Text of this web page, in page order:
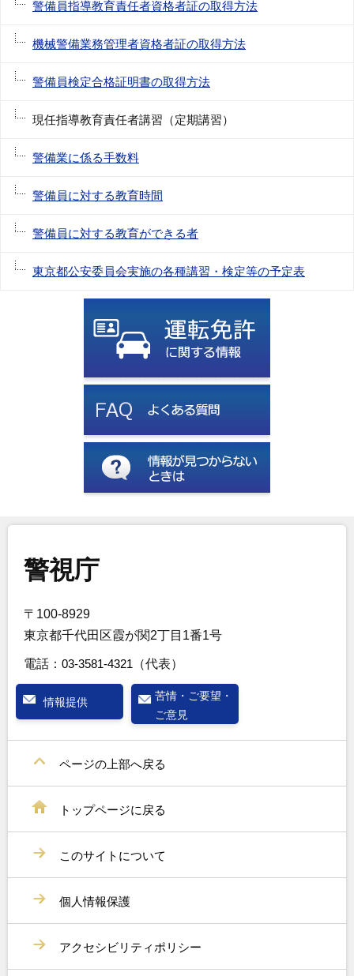
警備員指導教育責任者資格者証の取得方法
機械警備業務管理者資格者証の取得方法
警備員検定合格証明書の取得方法
現任指導教育責任者講習（定期講習）
警備業に係る手数料
警備員に対する教育時間
警備員に対する教育ができる者
東京都公安委員会実施の各種講習・検定等の予定表
警視庁
〒100-8929
東京都千代田区霞が関2丁目1番1号
電話： 03-3581-4321 （代表）
情報提供
苦情・ご要望・
ご意見
ページの上部へ戻る
トップページに戻る
このサイトについて
個人情報保護
アクセシビリティポリシー